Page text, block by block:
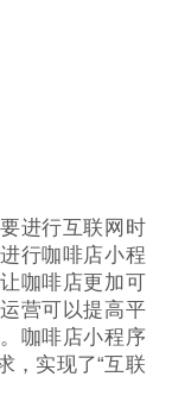
进行互联网时
行咖啡店小程
咖啡店更加可
营可以提高平
咖啡店小程序
，实现了“互联